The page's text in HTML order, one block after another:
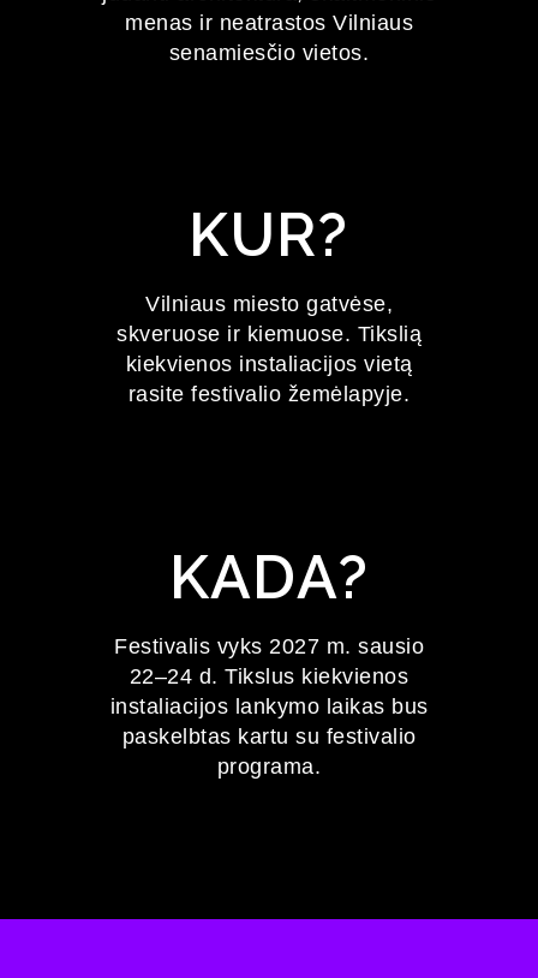
menas ir neatrastos Vilniaus
senamiesčio vietos.
KUR?
Vilniaus miesto gatvėse,
skveruose ir kiemuose. Tikslią
kiekvienos instaliacijos vietą
rasite festivalio žemėlapyje.
KADA?
Festivalis vyks 2027 m. sausio
22–24 d. Tikslus kiekvienos
instaliacijos lankymo laikas bus
paskelbtas kartu su festivalio
programa.